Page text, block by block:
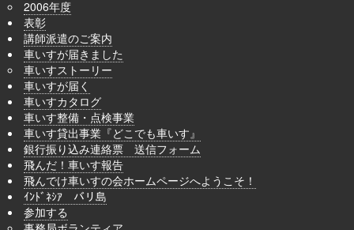
2006年度
表彰
講師派遣のご案内
車いすが届きました
車いすストーリー
車いすが届く
車いすカタログ
車いす整備・点検事業
車いす貸出事業『どこでも車いす』
銀行振り込み連絡票 送信フォーム
飛んだ！車いす報告
飛んでけ車いすの会ホームページへようこそ！
ｲﾝﾄﾞﾈｼｱ バリ島
参加する